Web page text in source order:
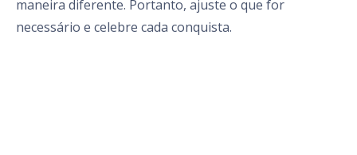
maneira diferente. Portanto, ajuste o que for
necessário e celebre cada conquista.